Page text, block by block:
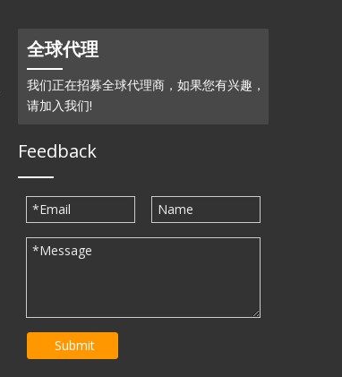
全球代理
我们正在招募全球代理商，如果您有兴趣，
请加入我们!
Feedback
Submit